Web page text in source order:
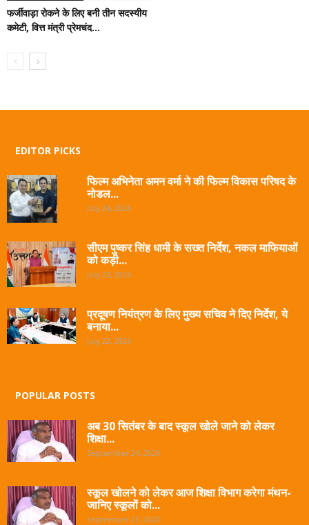
फर्जीवाड़ा रोकने के लिए बनी तीन सदस्यीय
कमेटी, वित्त मंत्री प्रेमचंद...
EDITOR PICKS
फिल्म अभिनेता अमन वर्मा ने की फिल्म विकास परिषद के
नोडल...
July 24, 2026
सीएम पुष्कर सिंह धामी के सख्त निर्देश, नकल माफियाओं
को कड़ी...
July 23, 2026
प्रदूषण नियंत्रण के लिए मुख्य सचिव ने दिए निर्देश, ये
बनाया...
July 22, 2026
POPULAR POSTS
अब 30 सितंबर के बाद स्कूल खोले जाने को लेकर
शिक्षा...
September 24, 2020
स्कूल खोलने को लेकर आज शिक्षा विभाग करेगा मंथन-
जानिए स्कूलों को...
September 21, 2020